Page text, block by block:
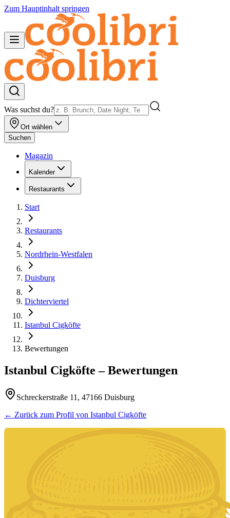
Zum Hauptinhalt springen
Was suchst du?
Ort wählen
Suchen
Magazin
Kalender
Restaurants
Start
Restaurants
Nordrhein-Westfalen
Duisburg
Dichterviertel
Istanbul Cigköfte
Bewertungen
Istanbul Cigköfte – Bewertungen
Schreckerstraße 11, 47166 Duisburg
← Zurück zum Profil von Istanbul Cigköfte